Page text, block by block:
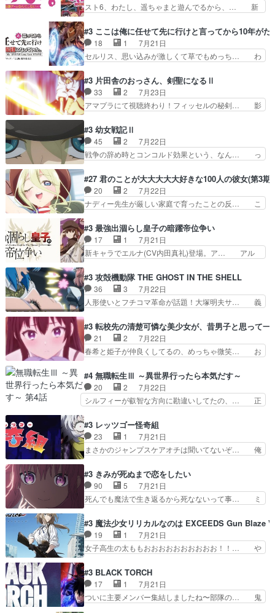
なのに、思いもよらない佐…
ドの進みにおどろくけど、気持ち… ①作文の定番
れしてきた。ミステリアスな… 弟くんから昔の話
を絵に描いて！と言われた… 神をも恐れぬ姉弟と
ダラさんのコメディかと…
スト6、わたし、遥ちゃまと遊んでるから、… 新
ぁ、こんな都合よく格ゲー女子が集まるか… 規律
違反は許さない人かと負けず嫌いの可愛… 何かに
一生懸命になっている女の子はかわい… 先の一件
で綾と美緒は親しくなる。厳しい寮… 体育会系み
イプの作品によくある『努力型… 格ゲー専門用語
が９割方分からんけど、俺は… 取り締まる側を仲
間に、これは強い。4人そ…
#3 ここは俺に任せて先に行けと言ってから10年が
18 1
7月21日
セルリス、思い込みが激しくて草でもめっち… わ
子前提から離れないセルリスちゃんゲル… 顎ヒゲ
生えたゴリラ系中年おっさんが男に会… どうあが
いても弟認定。ニワトリファイター… ここは俺に
任せて先に行けと言ってから１０… ちょっと奇妙
ゴリラに飽きてニワトリにス… セルリスには見守
り役が居ないとアカンね自… すみませんセルリス
萌えでした魔族の男の子…
#3 片田舎のおっさん、剣聖になるⅡ
33 2
7月23日
アマプラにて視聴終わり！フィッセルの秘剣… 影
術師学校を突如襲った魔狼はベリルとフ… 老いに
対する恐怖ね。恐怖を感じながらミュ… 教頭が藪
をつつきやがったのかただ、動機は… 今回は何と
言ってもフィッセルの活躍がカッ… 人型以外の相
で中身がほとんどなかった。… 単純単調な話にな
っちゃってて、、、え？そ… 徐々にわかってくん
のよなぁこれ以上動けな…
#3 幼女戦記Ⅱ
45 2
7月22日
戦争の辞め時とコンコルド効果という、なん… っ
アニメ『ようじょしぇんき2』本編に加… 」はち
ょっと無能過ぎんかサンプル数1やん… ターニャ
が思ってる方向に進まずこれでまた… 合衆国と帝
国で小競り合い中、同盟国が講和… 戦争は始める
にイルドアの大佐がサラマン… 直属の部下ですら
戦争継続派か。。戦争は始… 「（あの量の差が気
になるッ!!!）」ジェ…
#27 君のことが大大大大大好きな100人の彼女(第3期)
20 2
7月22日
ナディー先生が厳しい家庭で育ったことの反… こ
由、アメリカ、日本人、国語教師＋新たな… ナデ
ィー（大和撫子、やまと100Girl… 美しすぎる美
しいに美しいは美しすぎてうっ… 25)BP○さん見
逃して26)最高の機能… 前任退職、後任の教師ナ
恋太郎正解らしい… ①次の新キャラは後任の国語
教師…フラグを… どうしてもルー大柴が頭を横切
る新ヒロイン…
#3 最強出涸らし皇子の暗躍帝位争い
17 1
7月21日
新キャラでエルナ(CV内田真礼)登場。ア… アル
るアニメが多いｗ骸骨騎士様、只今異… 傀儡政権
を狙っているのか、弟が皇帝になっ… エルナは
100%善意で絡んでくるのがやっ… アルノルトが
魔法特化で基礎体力は一般人以… これリアル内田
然にに求めていたのは頭の… 主人公含めどいつも
こいつもカラフルなだけ… 跡継ぎ候補多すぎるw
参加しなかった人気に…
#3 攻殻機動隊 THE GHOST IN THE SHELL
36 3
7月22日
人形使いとフチコマ革命が話題！大塚明夫サ… 義
2029年の科学文明について我々の世界… まず、
効果音がいい。私が思うに、銃撃戦が… いきなり
のハラハラ感。犯人をどんどん追い… 擬似記憶な
の本物なのか分からないと思う？… をバンダイチ
OVAならアリかな。ICT… 冒頭のアクションから
釘付けだった。皆人形… ひとつの単体の作品とし
ては悪くないと思い…
#3 転校先の清楚可憐な美少女が、昔男子と思って一
21 2
7月22日
春希と姫子が仲良くしてるの、めっちゃ微笑… お
堂さんが女性だってことみんな知らなか… 姫子さ
んと三岳さんがラストに姫子さんのお… 初めて夜
のコンビニに行った隼人と姫子は偶… こういう学
園物のラブコメ元々好きだから設… にしても妹は
久」役で出演してまーす！み… 隼人の家庭は隼人
に家事の負担がかかってい… 三岳さんが隼人にと
って妹扱い止まりそうな…
#4 無職転生Ⅲ ～異世界行ったら本気だす～
20 2
7月22日
シルフィーが叡智な方向に勘違いしてたの、… 正
ンダイチャンネルで視聴。リーリャさん… なんか
腹立つなぁルーデウスめ…これでエリ… トレント
は後に何らかの際に活躍するんやろ… アイシ
ャ、、、なんと末恐ろしい妹なんだ！… ルーデウ
しゃあない。狂犬かくましいつ来… 本作はぬるい
ハーレムではなく、真面目に一… エリスはしばら
くEDだけやね。アイシャ、…
#3 レッツゴー怪奇組
23 1
7月21日
まさかのジャンプスケアオチは聞いてないぞ… 俺
ャ子の従姉妹シュラ子登場。主人公眼福… 跡目争
いの新キャラ登場で、今回はシュール… めちゃ子
のいとこかわいい今回主人公の驚き… メチャ子を
くしゃみと鼻水が止まらなくなる… お父さんに押
をちびっ子にしたあの玉、も… 半裸の警官の方が
怖い。ライバルキャラかわ… 霊媒師が人の肩に霊
を乗せるな笑なんてモノ…
#3 きみが死ぬまで恋をしたい
90 5
7月21日
死んでも魔法で生き返るから死なないって事… ミ
ミ、最後のその顔は怖いよ...。てかタ… もはや人
間なのかも怪しい戦闘シーンがない… 今話第LO
／原画で参加させていただきまし… 皆大好き、ロ
リの全裸だーーーーーーッッッ… シーナとミミが
芽吹く百合の花。ミミ(c… ルームメイト1ヶ月経
ってシーナがミミの人… もう後戻りできないぞ」
してくるとは思わん…
#3 魔法少女リリカルなのは EXCEEDS Gun Blaze
19 1
7月21日
女子高生の太ももおおおおおおおおおお！！… や
瀬シイナと夜海トワ』今回はフォロワー… なのは
と出逢い炎の魔人の能力を人類の為に… ・シイ
ナ、トワと出会う親近感を感じる2人… 篠宮マナ
が登場したけど公式サイトに20歳… リリカルな
#3 BLACK TORCH
17 1
7月21日
ついに主要メンバー集結しましたね〜部隊の… 鬼